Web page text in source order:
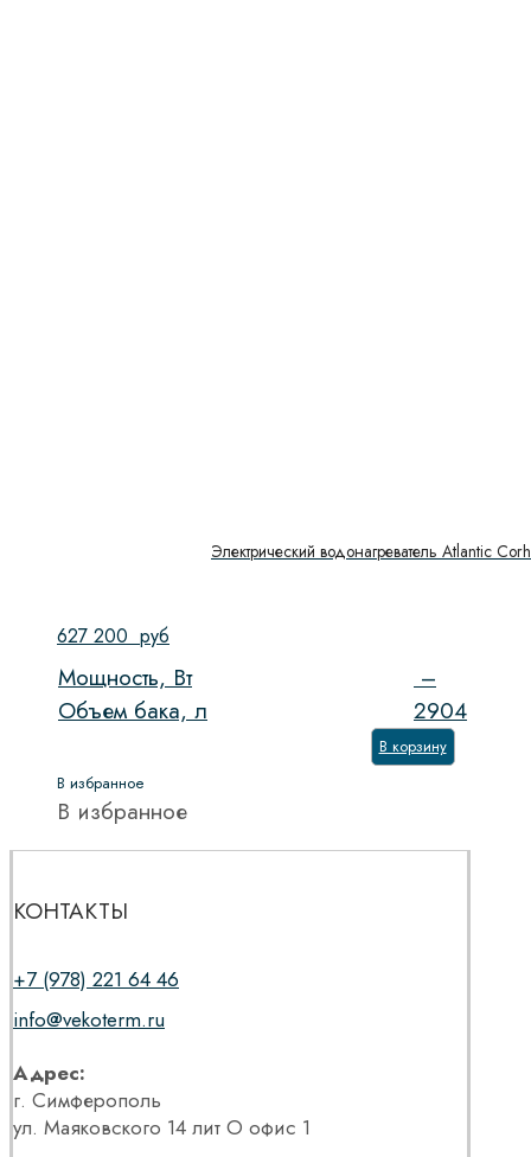
Электрический водонагреватель Atlantic
627 200 руб
Мощность, Вт
–
Объем бака, л
2904
В корзину
В избранное
В избранное
КОНТАКТЫ
+7 (978) 221 64 46
info@vekoterm.ru
Адрес:
г. Симферополь
ул. Маяковского 14 лит О офис 1